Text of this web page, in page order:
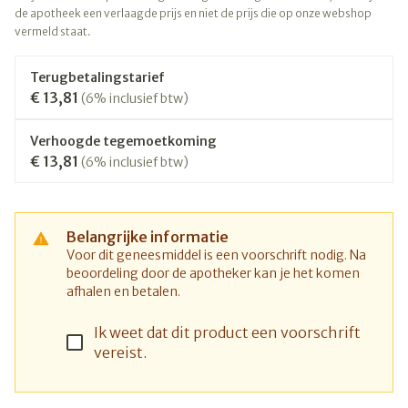
de apotheek een verlaagde prijs en niet de prijs die op onze webshop
vermeld staat.
Terugbetalingstarief
€ 13,81 (6% inclusief btw)
Verhoogde tegemoetkoming
€ 13,81 (6% inclusief btw)
Belangrijke informatie
Voor dit geneesmiddel is een voorschrift nodig. Na
beoordeling door de apotheker kan je het komen
afhalen en betalen.
Ik weet dat dit product een voorschrift
vereist.